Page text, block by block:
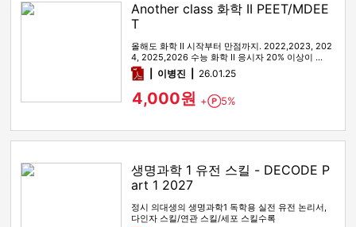
Another class 화학 II PEET/MDEE
T
올해도 화학 II 시작부터 만점까지. 2022,2023, 202
4, 2025,2026 수능 화학 II 응시자 20% 이상이 …
pdf이병진 26.01.25
4,000원 + Point
5%
생명과학 1 유전 스킬 - DECODE P
art 1 2027
정시 의대생의 생명과학1 독학용 실전 유전 논리서,
다인자 스킬/연관 스킬/세포 스킬수록